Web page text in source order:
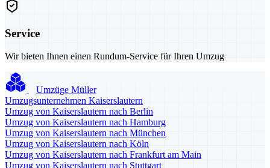
Service
Wir bieten Ihnen einen Rundum-Service für Ihren Umzug
Umzüge Müller
Umzugsunternehmen Kaiserslautern
Umzug von Kaiserslautern nach Berlin
Umzug von Kaiserslautern nach Hamburg
Umzug von Kaiserslautern nach München
Umzug von Kaiserslautern nach Köln
Umzug von Kaiserslautern nach Frankfurt am Main
Umzug von Kaiserslautern nach Stuttgart